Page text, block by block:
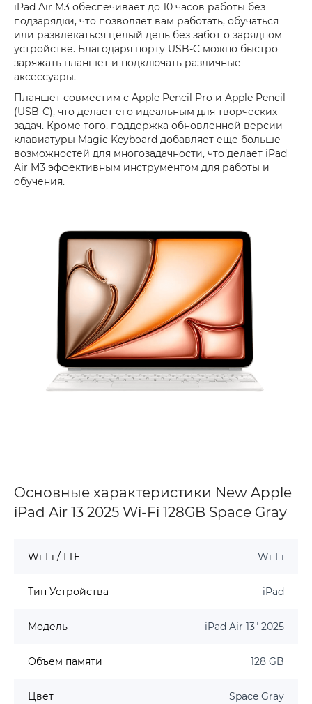
iPad Air M3 обеспечивает до 10 часов работы без
подзарядки, что позволяет вам работать, обучаться
или развлекаться целый день без забот о зарядном
устройстве. Благодаря порту USB-C можно быстро
заряжать планшет и подключать различные
аксессуары.
Планшет совместим с Apple Pencil Pro и Apple Pencil
(USB-C), что делает его идеальным для творческих
задач. Кроме того, поддержка обновленной версии
клавиатуры Magic Keyboard добавляет еще больше
возможностей для многозадачности, что делает iPad
Air M3 эффективным инструментом для работы и
обучения.
Основные характеристики New Apple
iPad Air 13 2025 Wi-Fi 128GB Space Gray
Wi-Fi / LTE Wi-Fi
Тип Устройства iPad
Модель iPad Air 13" 2025
Объем памяти 128 GB
Цвет Space Gray